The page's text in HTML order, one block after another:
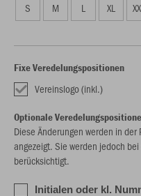
S M L XL
Fixe Veredelungspositionen
Vereinslogo (inkl.)
Optionale
Diese Änderungen werden in
angezeigt. Sie werden jedoch
berücksichtigt.
Initialen oder kl.